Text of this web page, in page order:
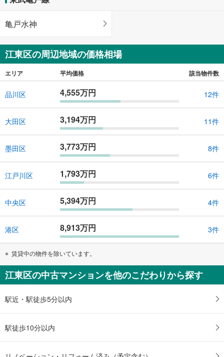
亀戸水神
江東区の周辺地域の価格相場
エリア 平均価格 該当物件数
品川区 4,555万円 12件
大田区 3,194万円 11件
墨田区 3,773万円 8件
江戸川区 1,793万円 6件
中央区 5,394万円 4件
港区 8,913万円 3件
賃貸中の物件を除いています。
江東区の中古マンションを他のこだわりから探す
駅近・駅徒歩5分以内
駅徒歩10分以内